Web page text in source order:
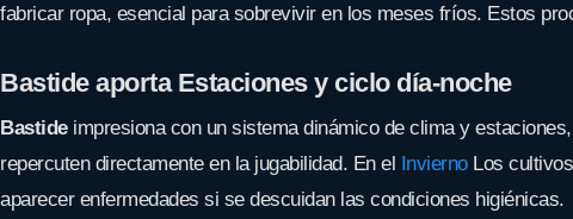
fabricar ropa, esencial para sobrevivir en los meses fríos. Estos
Bastide aporta Estaciones y ciclo día-noche
Bastideimpresiona con un sistema dinámico de clima y
repercuten directamente en la jugabilidad. En el InviernoLos cultivos
aparecer enfermedades si se descuidan las condiciones higiénicas.